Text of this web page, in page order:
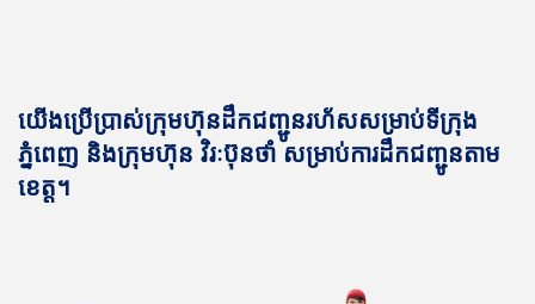
យើងប្រើប្រាស់ក្រុមហ៊ុនដឹកជញ្ជូនរហ័សសម្រាប់ទីក្រុង
ភ្នំពេញ និងក្រុមហ៊ុន វិរៈប៊ុនថាំ សម្រាប់ការដឹកជញ្ជូនតាម
ខេត្ត។